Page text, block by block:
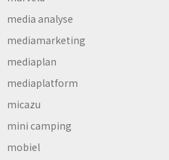
media analyse
mediamarketing
mediaplan
mediaplatform
micazu
mini camping
mobiel